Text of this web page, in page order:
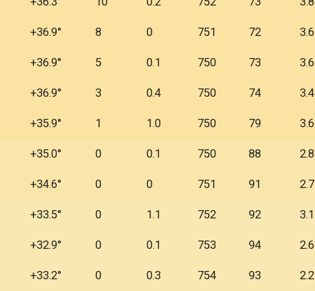
+36.9 8 0 751 72 3.6
+36.9 5 0.1 750 73 3.6
+36.9 3 0.4 750 74 3.4
+35.9 1 1.0 750 79 3.6
+35.0 0 0.1 750 88 2.8
+34.6 0 0 751 91 2.7
+33.5 0 1.1 752 92 3.1
+32.9 0 0.1 753 94 2.6
+33.2 0 0.3 754 93 2.2